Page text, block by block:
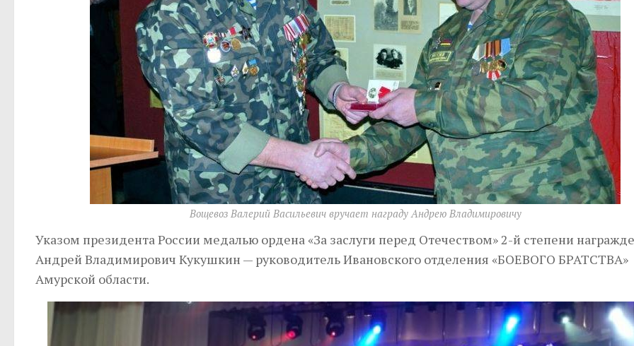
Вощевоз Валерий Васильевич вручает награду Андрею Владимировичу
Указом президента России медалью ордена «За заслуги перед Отечеством» 2-й степени
Андрей Владимирович Кукушкин — руководитель Ивановского отделения «БОЕВОГО БРАТСТВА»
Амурской области.